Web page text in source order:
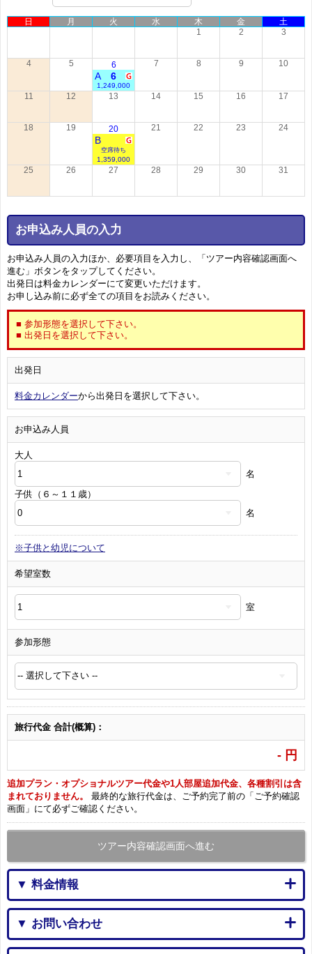
日 月 火 水 木 金
土
1
2 3
4 5 6
6
A
1,249,000
7 8 9 10
11 12 13 14 15 16 17
18 19 20
空席待ち
B
1,359,000
21 22 23 24
25 26 27 28 29 30 31
お申込み人員の入力
お申込み人員の入力ほか、必要項目を入力し、「ツアー内容確認画面へ
進む」ボタンをタップしてください。
出発日は料金カレンダーにて変更いただけます。
お申し込み前に必ず全ての項目をお読みください。
■ 参加形態を選択して下さい。
■ 出発日を選択して下さい。
出発日
料金カレンダーから出発日を選択して下さい。
お申込み人員
大人
名
子供（６～１１歳）
名
※子供と幼児について
希望室数
室
参加形態
旅行代金 合計(概算)：
- 円
追加プラン・オプショナルツアー代金や1人部屋追加代金、各種割引は含
まれておりません。
最終的な旅行代金は、ご予約完了前の「ご予約確認
画面」にて必ずご確認ください。
ツアー内容確認画面へ進む
▼ 料金情報
▼ お問い合わせ